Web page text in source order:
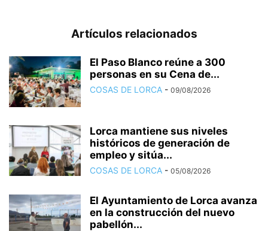
Artículos relacionados
El Paso Blanco reúne a 300
personas en su Cena de...
COSAS DE LORCA - 09/08/2026
Lorca mantiene sus niveles
históricos de generación de
empleo y sitúa...
COSAS DE LORCA - 05/08/2026
El Ayuntamiento de Lorca avanza
en la construcción del nuevo
pabellón...